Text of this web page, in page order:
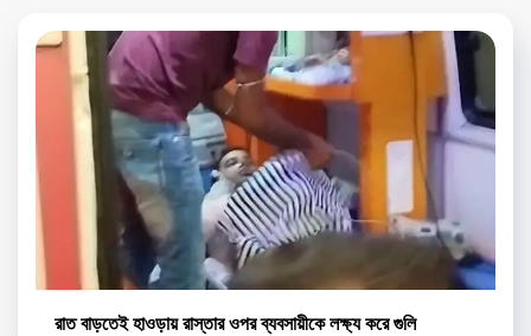
রাত বাড়তেই হাওড়ায় রাস্তার ওপর ব্যবসায়ীকে লক্ষ্য করে গুলি